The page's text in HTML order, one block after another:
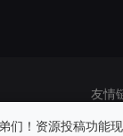
们！资源投稿功能
友情
业用途！请在24